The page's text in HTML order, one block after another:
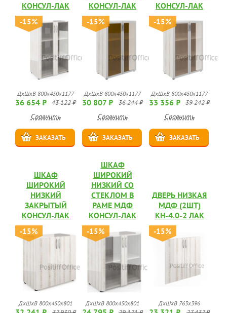
КОНСУЛ-ЛАК
-15%
ДхШхВ 800x450x1177
36 654 ₽ 43 122 ₽
Сравнить
ЗАКАЗАТЬ
КОНСУЛ-ЛАК
-15%
ДхШхВ 800x450x1177
30 807 ₽ 36 244 ₽
Сравнить
ЗАКАЗАТЬ
КОНСУЛ-ЛАК
-15%
ДхШхВ 800x450x1177
33 356 ₽ 39 242 ₽
Сравнить
ЗАКАЗАТЬ
ШКАФ
ШИРОКИЙ
НИЗКИЙ
ЗАКРЫТЫЙ
КОНСУЛ-ЛАК
-15%
ДхШхВ 800x450x801
ШКАФ
ШИРОКИЙ
НИЗКИЙ СО
СТЕКЛОМ В
РАМЕ МДФ
КОНСУЛ-ЛАК
-15%
ДхШхВ 800x450x801
ДВЕРЬ НИЗКАЯ
МДФ (2ШТ)
КН-4.0-2 ЛАК
-15%
ДхШхВ 763х396